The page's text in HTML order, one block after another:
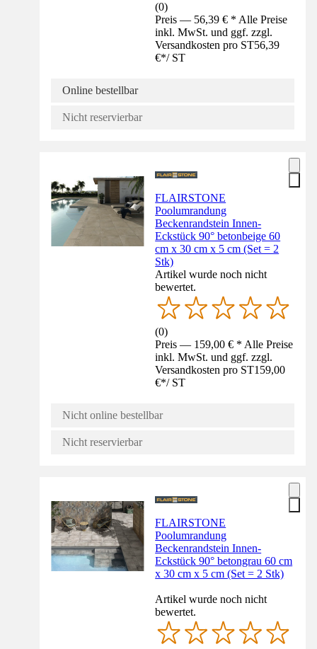
(0)
Preis — 56,39 € * Alle Preise
inkl. MwSt. und ggf. zzgl.
Versandkosten pro ST56,39
€*/ ST
Online bestellbar
Nicht reservierbar
FLAIRSTONE
Poolumrandung
Beckenrandstein Innen-
Eckstück 90° betonbeige 60
cm x 30 cm x 5 cm (Set = 2
Stk)
Artikel wurde noch nicht
bewertet.
(0)
Preis — 159,00 € * Alle Preise
inkl. MwSt. und ggf. zzgl.
Versandkosten pro ST159,00
€*/ ST
Nicht online bestellbar
Nicht reservierbar
FLAIRSTONE
Poolumrandung
Beckenrandstein Innen-
Eckstück 90° betongrau 60 cm
x 30 cm x 5 cm (Set = 2 Stk)
Artikel wurde noch nicht
bewertet.